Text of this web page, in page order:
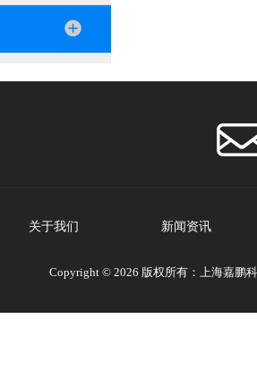
关于我们 新闻资讯
Copyright © 2026 版权所有：上海嘉鹏